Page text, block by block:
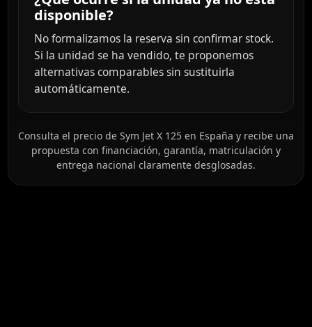
disponible?
No formalizamos la reserva sin confirmar stock.
Si la unidad se ha vendido, te proponemos
alternativas comparables sin sustituirla
automáticamente.
Consulta el precio de Sym Jet X 125 en España y recibe una
propuesta con financiación, garantía, matriculación y
entrega nacional claramente desglosadas.